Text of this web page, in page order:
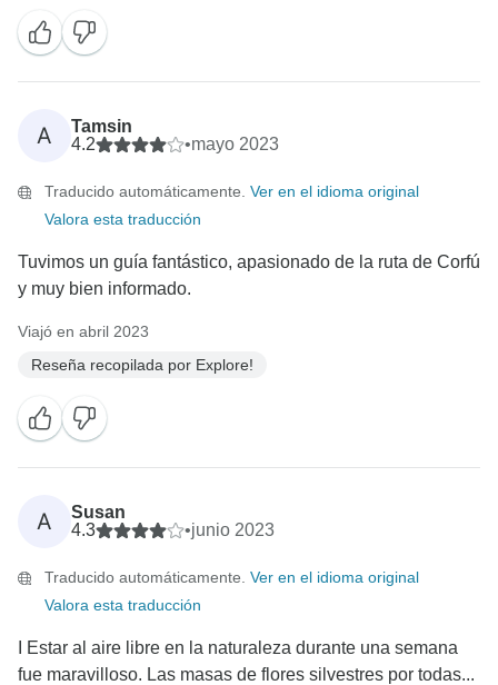
A
Tamsin
4.2
•mayo 2023
Traducido automáticamente. Ver en el idioma original
Valora esta traducción
Tuvimos un guía fantástico, apasionado de la ruta de Corfú
Viajó en abril 2023
Reseña recopilada por Explore!
A
Susan
4.3
•junio 2023
Traducido automáticamente. Ver en el idioma original
Valora esta traducción
I Estar al aire libre en la naturaleza durante una semana
fue maravilloso. Las masas de flores silvestres por todas...